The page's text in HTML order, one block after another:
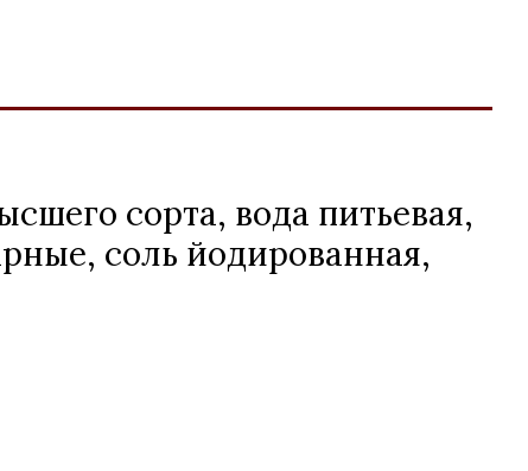
сорта, вода питьевая,
соль йодированная,